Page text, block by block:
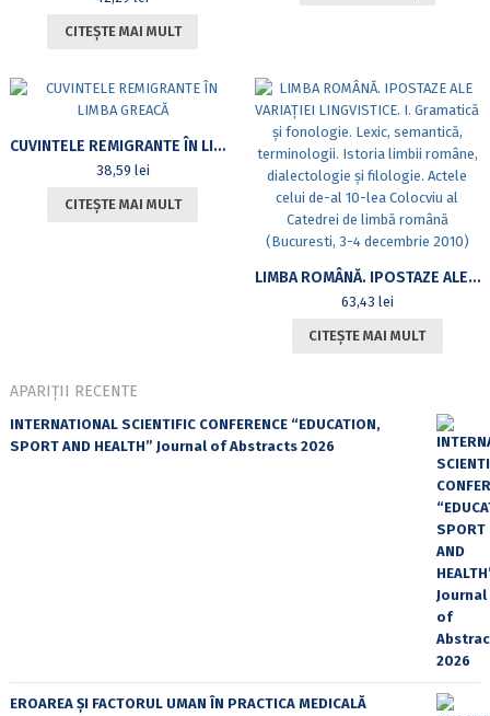
CITEȘTE MAI MULT
CUVINTELE REMIGRANTE ÎN LIMBA GREACĂ
38,59 lei
CITEȘTE MAI MULT
LIMBA ROMÂNĂ. IPOSTAZE ALE VARIAȚIEI LINGVISTICE. I. GRAMATICĂ ȘI FONOLOGIE. LEXIC, SEMANTICĂ, TERMINOLOGII. ISTORIA LIMBII ROMÂNE, DIALECTOLOGIE ȘI FILOLOGIE. ACTELE CELUI DE-AL 10-LEA COLOCVIU AL CATEDREI DE LIMBĂ ROMÂNĂ (BUCURESTI, 3-4 DECEMBRIE 2010)
63,43 lei
CITEȘTE MAI MULT
APARIȚII RECENTE
INTERNATIONAL SCIENTIFIC CONFERENCE “EDUCATION,
SPORT AND HEALTH” Journal of Abstracts 2026
EROAREA ȘI FACTORUL UMAN ÎN PRACTICA MEDICALĂ